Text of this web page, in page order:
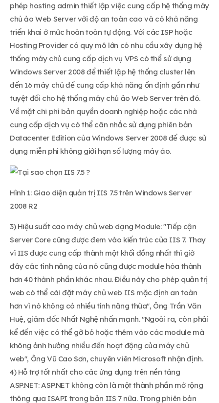
phép hosting admin thiết lập việc cung cấp hệ thống máy
chủ ảo Web Server với độ an toàn cao và có khả năng
triển khai ở mức hoàn toàn tự động. Với các ISP hoặc
Hosting Provider có quy mô lớn có nhu cầu xây dựng hệ
thống máy chủ cung cấp dịch vụ VPS có thể sử dụng
Windows Server 2008 để thiết lập hệ thống cluster lên
đến 16 máy chủ để cung cấp khả năng ổn định gần như
tuyệt đối cho hệ thống máy chủ ảo Web Server trên đó.
Về mặt chi phí bản quyền doanh nghiệp hoặc các nhà
cung cấp dịch vụ có thể cân nhắc sử dụng phiên bản
Datacenter Edition của Windows Server 2008 để được sử
dụng miễn phí không giới hạn số lượng máy ảo.
Hình 1: Giao diện quản trị IIS 7.5 trên Windows Server
2008 R2
3) Hiệu suất cao máy chủ web dạng Module: "Tiếp cận
Server Core cũng được đem vào kiến trúc của IIS 7. Thay
vì IIS được cung cấp thành một khối đồng nhất thì giờ
đây các tính năng của nó cũng được module hóa thành
hơn 40 thành phần khác nhau. Điều này cho phép quản trị
web có thể cài đặt máy chủ web IIS mặc định an toàn
hơn vì nó không có nhiều tính năng thừa", Ông Trần Văn
Huệ, giám đốc Nhất Nghệ nhấn mạnh. "Ngoài ra, còn phải
kể đến việc có thể gỡ bỏ hoặc thêm vào các module mà
không ảnh hưởng nhiều đến hoạt động của máy chủ
web", Ông Vũ Cao Sơn, chuyên viên Microsoft nhận định.
4) Hỗ trợ tốt nhất cho các ứng dụng trên nền tảng
ASP.NET: ASP.NET không còn là một thành phần mở rộng
thông qua ISAPI trong bản IIS 7 nữa. Trong phiên bản